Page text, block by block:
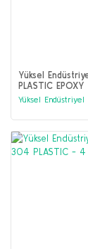
Yüksel
PLASTIC
Raflar
Yüksel Endüstriyel